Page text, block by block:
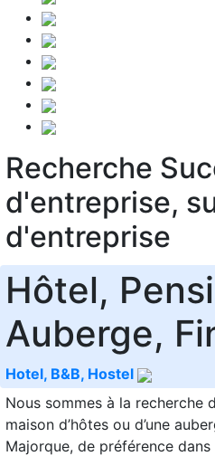
Recherche
d'entreprise,
d'entreprise
Hôtel,
Auberge,
Hotel, B&B, Hostel
Nous sommes à la recherche
maison d’hôtes ou d’une
Majorque, de préférence